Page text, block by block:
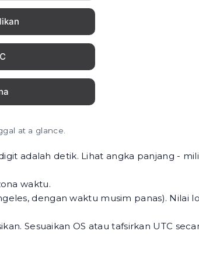
at a glance.
adalah detik. Lihat angka panjang -
waktu.
dengan waktu musim panas). Nilai
Sesuaikan OS atau tafsirkan UTC